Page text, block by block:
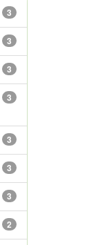
3
3
3
3
3
3
3
2